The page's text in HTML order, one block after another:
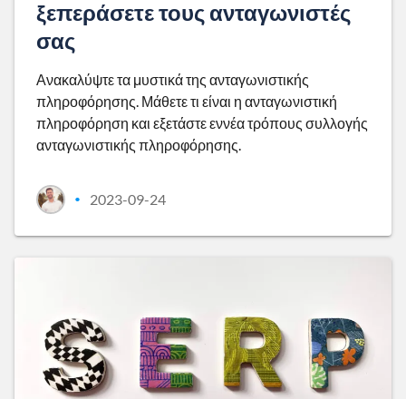
ξεπεράσετε τους ανταγωνιστές
σας
Ανακαλύψτε τα μυστικά της ανταγωνιστικής
πληροφόρησης. Μάθετε τι είναι η ανταγωνιστική
πληροφόρηση και εξετάστε εννέα τρόπους συλλογής
ανταγωνιστικής πληροφόρησης.
• 2023-09-24